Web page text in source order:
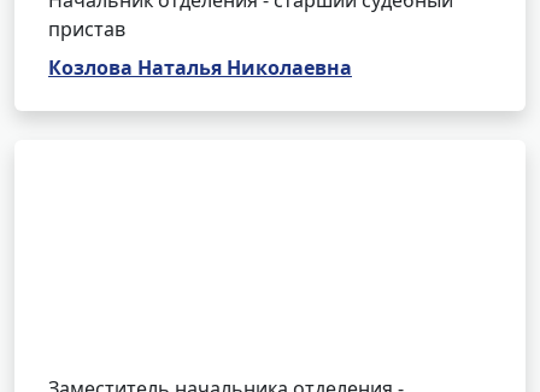
пристав
Козлова Наталья Николаевна